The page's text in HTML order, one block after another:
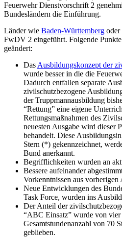
Feuerwehr Dienstvorschrift 2
Bundesländern die Einführung.
Länder wie Baden-Württemberg oder
FwDV 2 eingeführt. Folgende
geändert:
Das Ausbildungskonzept der
wurde besser in die die
Dadurch entfallen separate
zivilschutzbezogene
der Truppmannausbildung
“Rettung” eine eigene
Rettungsmaßnahmen des
neuesten Ausgabe wird dieser
behandelt. Diese
Stern (*) gekennzeichnet,
Bund anerkannt.
Begrifflichkeiten wurden an
Bessere aufeinander
Vorkenntnissen aus
Neue Entwicklungen des
Task Force, wurden ins
Der Anteil der
“ABC Einsatz” wurde von
Gesamtstundenanzahl von 70
geblieben.